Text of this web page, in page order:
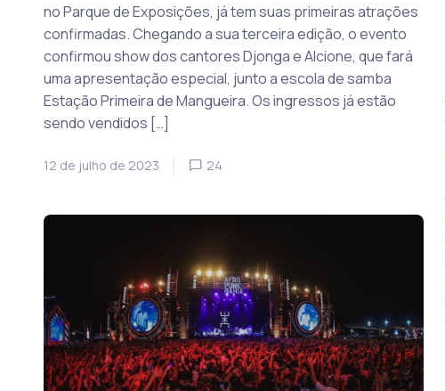
no Parque de Exposições, já tem suas primeiras atrações
confirmadas. Chegando a sua terceira edição, o evento
confirmou show dos cantores Djonga e Alcione, que fará
uma apresentação especial, junto a escola de samba
Estação Primeira de Mangueira. Os ingressos já estão
sendo vendidos […]
12 de julho de 2023 24